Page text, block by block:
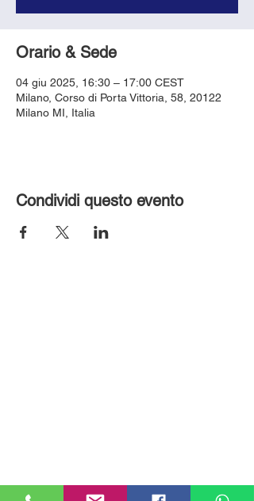
Orario & Sede
04 giu 2025, 16:30 – 17:00 CEST
Milano, Corso di Porta Vittoria, 58, 20122
Milano MI, Italia
Condividi questo evento